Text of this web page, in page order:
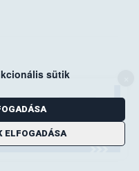
kötelezettség
sütik
ELFOGADÁSA